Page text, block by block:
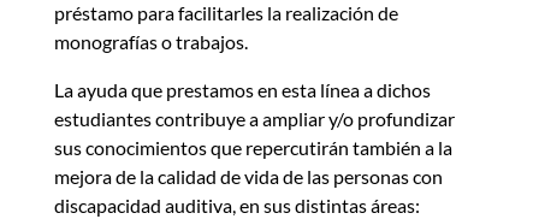
préstamo para facilitarles la realización de
monografías o trabajos.
La ayuda que prestamos en esta línea a dichos
estudiantes contribuye a ampliar y/o profundizar
sus conocimientos que repercutirán también a la
mejora de la calidad de vida de las personas con
discapacidad auditiva, en sus distintas áreas: